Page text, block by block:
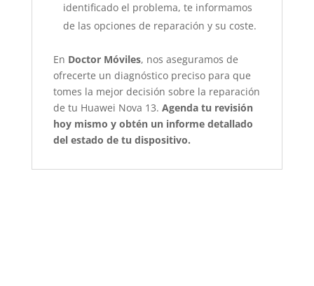
identificado el problema, te informamos
de las opciones de reparación y su coste.
En Doctor Móviles, nos aseguramos de
ofrecerte un diagnóstico preciso para que
tomes la mejor decisión sobre la reparación
de tu Huawei Nova 13. Agenda tu revisión
hoy mismo y obtén un informe detallado
del estado de tu dispositivo.